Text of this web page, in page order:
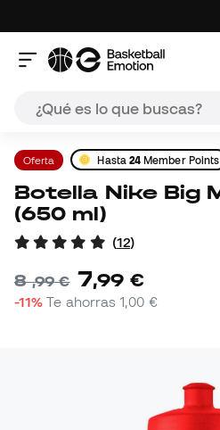
Oferta Hasta 24 Member Points
Botella Nike Big Mouth 2.0
(650 ml)
(12)
8,99 € 7,99 €
-11% Te ahorras1,00 €